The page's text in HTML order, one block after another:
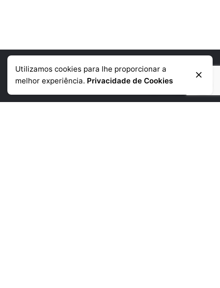
Informação de contacto
Telémovel
Utilizamos cookies para lhe proporcionar a
melhor experiência. Privacidade de Cookies